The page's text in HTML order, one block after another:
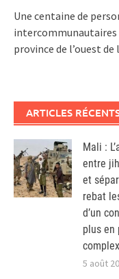
Une centaine de
intercommunautaires
province de l’ouest
ARTICLES
Mali :
entre
et
rebat
d’un
plus en
5 août